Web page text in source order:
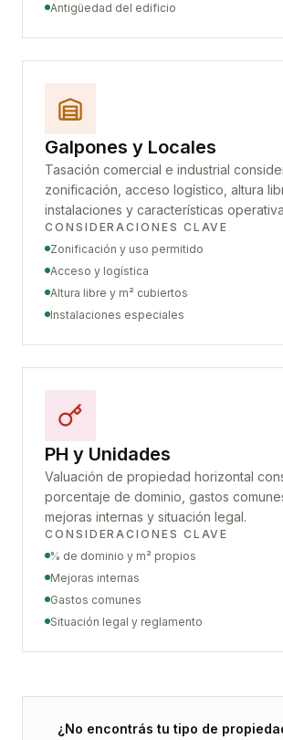
Antigüedad del edificio
Galpones y Locales
Tasación comercial e industrial
zonificación, acceso logístico, altura
instalaciones y características
CONSIDERACIONES CLAVE
Zonificación y uso permitido
Acceso y logística
Altura libre y m² cubiertos
Instalaciones especiales
PH y Unidades
Valuación de propiedad horizontal
porcentaje de dominio, gastos
mejoras internas y situación legal.
CONSIDERACIONES CLAVE
% de dominio y m² propios
Mejoras internas
Gastos comunes
Situación legal y reglamento
¿No encontrás tu tipo de